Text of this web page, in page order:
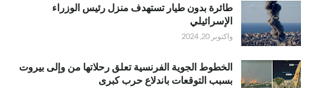
طائرة بدون طيار تستهدف منزل رئيس الوزراء
الإسرائيلي
واكتوبر 20, 2024
الخطوط الجوية الفرنسية تعلق رحلاتها من وإلى بيروت
بسبب التوقعات باندلاع حرب كبرى